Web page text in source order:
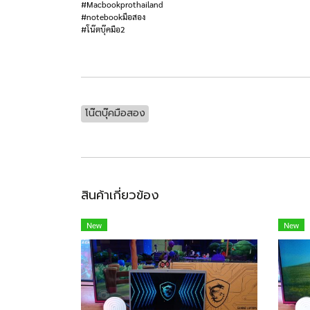
#Macbookprothailand
#notebookมือสอง
#โน๊ตบุ๊คมือ2
โน๊ตบุ๊คมือสอง
สินค้าเกี่ยวข้อง
New New